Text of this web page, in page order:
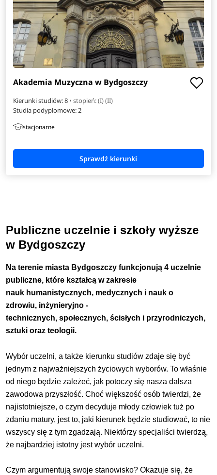
Akademia Muzyczna w Bydgoszczy
Kierunki studiów: 8 • stopień: (I) (II)
Studia podyplomowe:2
stacjonarne
Publiczne uczelnie i szkoły wyższe
w Bydgoszczy
Na terenie miasta Bydgoszczy funkcjonują 4 uczelnie
publiczne, które kształcą w zakresie
nauk humanistycznych, medycznych i nauk o
zdrowiu, inżynieryjno -
technicznych,społecznych, ścisłych i przyrodniczych,
sztuki oraz teologii.
Wybór uczelni, a także kierunku studiów zdaje się być
jednym z najważniejszych życiowych wyborów. To właśnie
od niego będzie zależeć, jak potoczy się nasza dalsza
zawodowa przyszłość. Choć większość osób twierdzi, że
najistotniejsze, o czym decyduje młody człowiek tuż po
zdaniu matury, jest to, jaki kierunek będzie studiować, to nie
wszyscy się z tym zgadzają. Niektórzy specjaliści twierdzą,
że najbardziej istotny jest wybór uczelni.
Czym argumentują swoje stanowisko? Okazuje się, że